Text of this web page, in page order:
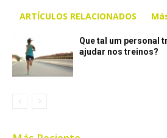
ARTÍCULOS RELACIONADOS
Que tal um personal
ajudar nos treinos?